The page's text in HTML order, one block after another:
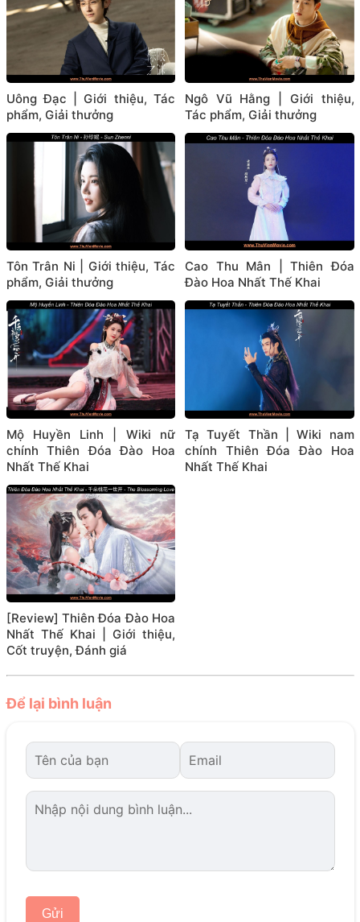
Uông Đạc | Giới thiệu, Tác
phẩm, Giải thưởng
Ngô Vũ Hằng | Giới thiệu,
Tác phẩm, Giải thưởng
Tôn Trân Ni | Giới thiệu, Tác
phẩm, Giải thưởng
Cao Thu Mân | Thiên Đóa
Đào Hoa Nhất Thế Khai
Mộ Huyền Linh | Wiki nữ
chính Thiên Đóa Đào Hoa
Nhất Thế Khai
Tạ Tuyết Thần | Wiki nam
chính Thiên Đóa Đào Hoa
Nhất Thế Khai
[Review] Thiên Đóa Đào Hoa
Nhất Thế Khai | Giới thiệu,
Cốt truyện, Đánh giá
Để lại bình luận
Gửi